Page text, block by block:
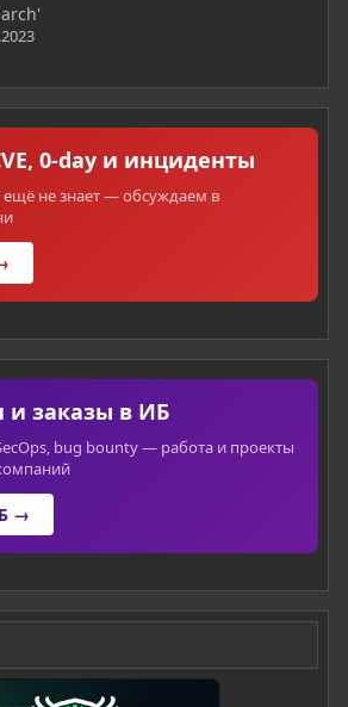
0-day и инциденты
ещё не знает — обсуждаем в
и заказы в ИБ
bug bounty — работа и проекты
→